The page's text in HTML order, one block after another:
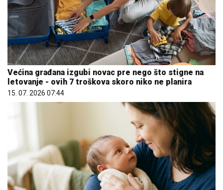
Većina građana izgubi novac pre nego što stigne na
letovanje - ovih 7 troškova skoro niko ne planira
15. 07. 2026 07:44